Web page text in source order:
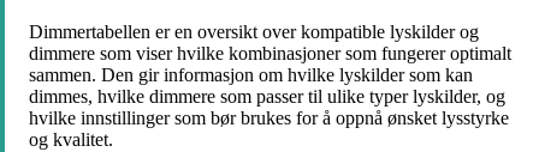
Dimmertabellen er en oversikt over kompatible lyskilder og
dimmere som viser hvilke kombinasjoner som fungerer optimalt
sammen. Den gir informasjon om hvilke lyskilder som kan
dimmes, hvilke dimmere som passer til ulike typer lyskilder, og
hvilke innstillinger som bør brukes for å oppnå ønsket lysstyrke
og kvalitet.